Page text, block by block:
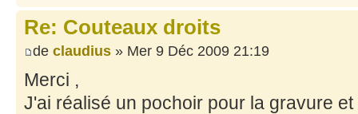
Re: Couteaux droits
de claudius » Mer 9 Déc 2009 21:19
Merci ,
J'ai réalisé un pochoir pour la gravure